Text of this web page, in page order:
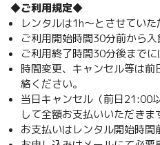
◆ご利用規定◆
レンタルは1h～とさせていた
ご利用開始時間30分前から入
ご利用終了時間30分後までに
時間変更、キャンセル等は
絡ください。
当日キャンセル（前日21:00
して全額お支払いいただきま
お支払いはレンタル開始時間